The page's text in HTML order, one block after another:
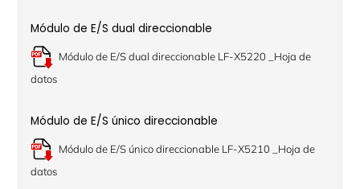
Módulo de E/S dual direccionable
Módulo de E/S dual direccionable LF-X5220 _Hoja de
datos
Módulo de E/S único direccionable
Módulo de E/S único direccionable LF-X5210 _Hoja de
datos